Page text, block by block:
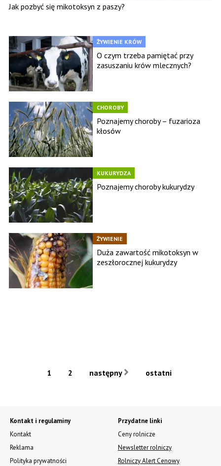
Jak pozbyć się mikotoksyn z paszy?
ŻYWIENIE KRÓW
O czym trzeba pamiętać przy
zasuszaniu krów mlecznych?
CHOROBY
Poznajemy choroby – fuzarioza
kłosów
KUKURYDZA
Poznajemy choroby kukurydzy
ŻYWIENIE
Duża zawartość mikotoksyn w
zeszłorocznej kukurydzy
1 2 następny ostatni
Kontakt i regulaminy
Kontakt
Reklama
Polityka prywatności
Przydatne linki
Ceny rolnicze
Newsletter rolniczy
Rolniczy Alert Cenowy